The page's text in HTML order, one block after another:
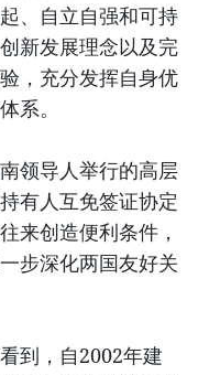
、自立自强和可持
新发展理念以及完
，充分发挥自身优
系。
领导人举行的高层
有人互免签证协定
来创造便利条件，
步深化两国友好关
到，自2002年建